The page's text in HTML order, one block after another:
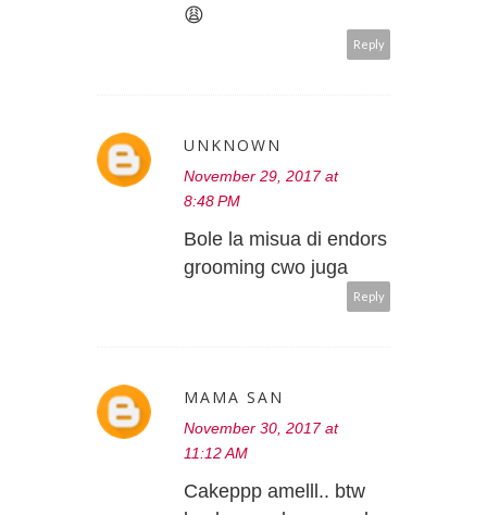
😩
Reply
UNKNOWN
November 29, 2017 at
8:48 PM
Bole la misua di endors
grooming cwo juga
Reply
MAMA SAN
November 30, 2017 at
11:12 AM
Cakeppp amelll.. btw